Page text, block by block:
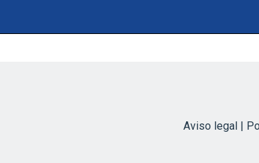
Aviso legal |